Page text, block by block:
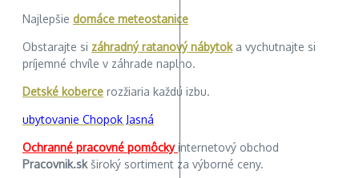
Najlepšie domáce meteostanice
Obstarajte si záhradný ratanový nábytoka vychutnajte si
príjemné chvíle v záhrade naplno.
Detské koberce rozžiaria každú izbu.
ubytovanie Chopok Jasná
Ochranné pracovné pomôckyinternetový obchod
Pracovnik.skširoký sortiment za výborné ceny.